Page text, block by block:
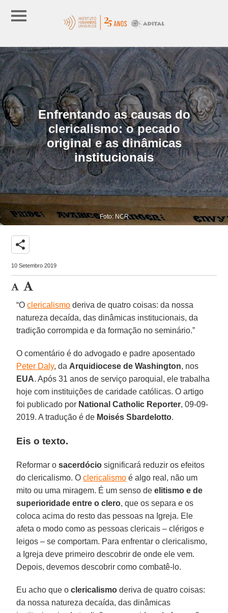
Enfrentando as causas do
clericalismo: o pecado
original e as dinâmicas
institucionais
Foto: NCR
share
10 Setembro 2019
“Oclericalismo deriva de quatro coisas: da nossa
natureza decaída, das dinâmicas institucionais, da
tradição corrompida e da formação no seminário.”
O comentário é do advogado e padre aposentado
Peter Daly, da Arquidiocese de Washington, nos
EUA. Após 31 anos de serviço paroquial, ele trabalha
hoje com instituições de caridade católicas. O artigo
foi publicado por National Catholic Reporter, 09-09-
2019. A tradução é de Moisés Sbardelotto.
Eis o texto.
Reformar osacerdócio significará reduzir os efeitos
do clericalismo. Oclericalismo é algo real, não um
mito ou uma miragem. É um senso deelitismo e de
superioridade entre o clero, que os separa e os
coloca acima do resto das pessoas na Igreja. Ele
afeta o modo como as pessoas clericais – clérigos e
leigos – se comportam. Para enfrentar o clericalismo,
a Igreja deve primeiro descobrir de onde ele vem.
Depois, devemos descobrir como combatê-lo.
Eu acho que oclericalismo deriva de quatro coisas:
da nossa natureza decaída, das dinâmicas